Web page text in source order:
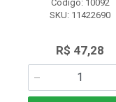
Código: 10092
SKU: 11422690
R$ 47,28